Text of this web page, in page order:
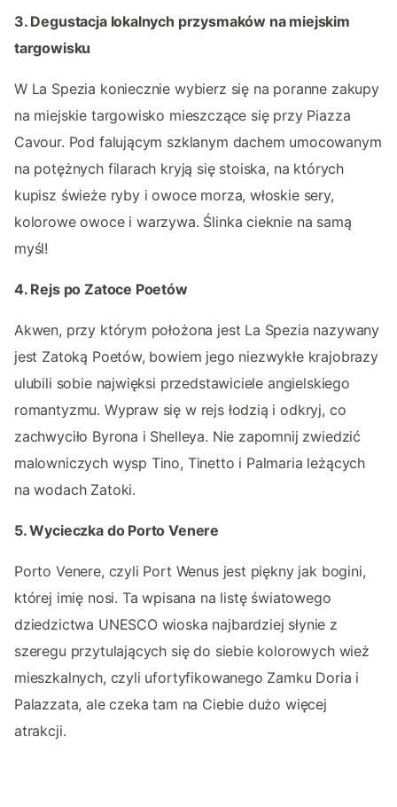
3. Degustacja lokalnych przysmaków na miejskim
targowisku
W La Spezia koniecznie wybierz się na poranne zakupy
na miejskie targowisko mieszczące się przy Piazza
Cavour. Pod falującym szklanym dachem umocowanym
na potężnych filarach kryją się stoiska, na których
kupisz świeże ryby i owoce morza, włoskie sery,
kolorowe owoce i warzywa. Ślinka cieknie na samą
myśl!
4. Rejs po Zatoce Poetów
Akwen, przy którym położona jest La Spezia nazywany
jest Zatoką Poetów, bowiem jego niezwykłe krajobrazy
ulubili sobie najwięksi przedstawiciele angielskiego
romantyzmu. Wypraw się w rejs łodzią i odkryj, co
zachwyciło Byrona i Shelleya. Nie zapomnij zwiedzić
malowniczych wysp Tino, Tinetto i Palmaria leżących
na wodach Zatoki.
5. Wycieczka do Porto Venere
Porto Venere, czyli Port Wenus jest piękny jak bogini,
której imię nosi. Ta wpisana na listę światowego
dziedzictwa UNESCO wioska najbardziej słynie z
szeregu przytulających się do siebie kolorowych wież
mieszkalnych, czyli ufortyfikowanego Zamku Doria i
Palazzata, ale czeka tam na Ciebie dużo więcej
atrakcji.